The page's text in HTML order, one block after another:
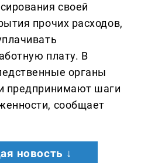
своей
прочих расходов,
плату. В
органы
предпринимают шаги
сообщает
новость ↓